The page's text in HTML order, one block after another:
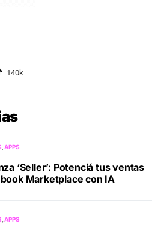
APPS
‘Seller’: Potenciá tus ventas
Marketplace con IA
APPS